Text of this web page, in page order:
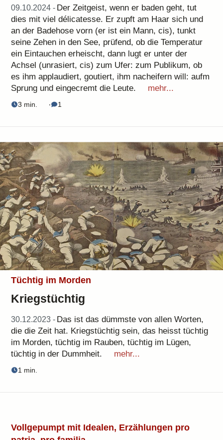
09.10.2024 - Der Zeitgeist, wenn er baden geht, tut
dies mit viel délicatesse. Er zupft am Haar sich und
an der Badehose vorn (er ist ein Mann, cis), tunkt
seine Zehen in den See, prüfend, ob die Temperatur
ein Eintauchen erheischt, dann lugt er unter der
Achsel (unrasiert, cis) zum Ufer: zum Publikum, ob
es ihm applaudiert, goutiert, ihm nacheifern will: aufm
Sprung und eingecremt die Leute.
mehr...
3 min. ‧ 1
Tüchtig im Morden
Kriegstüchtig
30.12.2023 - Das ist das dümmste von allen Worten,
die die Zeit hat. Kriegstüchtig sein, das heisst tüchtig
im Morden, tüchtig im Rauben, tüchtig im Lügen,
tüchtig in der Dummheit.
mehr...
1 min.
Vollgepumpt mit Idealen, Erzählungen pro